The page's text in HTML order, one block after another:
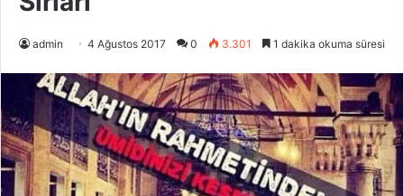
admin 4 Ağustos 2017 0 3.301 1 dakika okuma süresi